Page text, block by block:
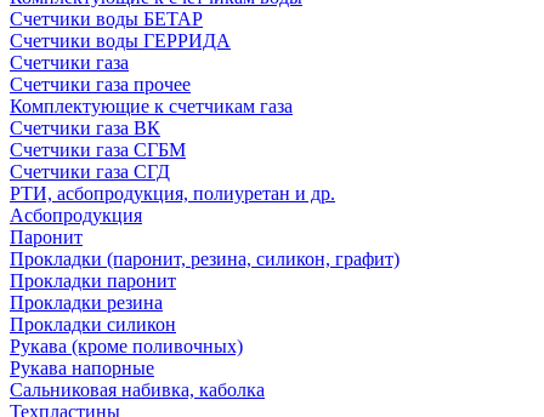
Счетчики воды БЕТАР
Счетчики воды ГЕРРИДА
Счетчики газа
Счетчики газа прочее
Комплектующие к счетчикам газа
Счетчики газа ВК
Счетчики газа СГБМ
Счетчики газа СГД
РТИ, асбопродукция, полиуретан и др.
Асбопродукция
Паронит
Прокладки (паронит, резина, силикон, графит)
Прокладки паронит
Прокладки резина
Прокладки силикон
Рукава (кроме поливочных)
Рукава напорные
Сальниковая набивка, каболка
Техпластины